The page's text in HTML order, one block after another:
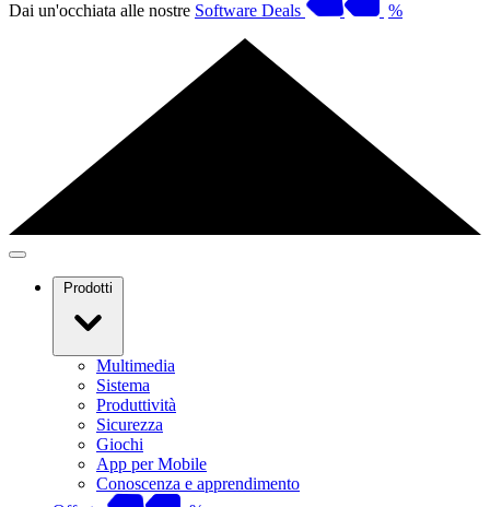
Dai un'occhiata alle nostre Software Deals %
Prodotti
Multimedia
Sistema
Produttività
Sicurezza
Giochi
App per Mobile
Conoscenza e apprendimento